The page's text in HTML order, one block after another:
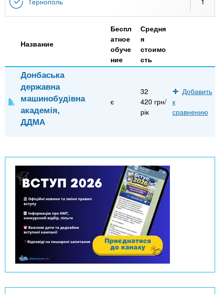
n
s
.
i
f
o
з
н
Онлайн курсы
За рубежом
Название
Беспл
атное
обуче
ние
Средня
я
стоимо
сть
Донбаська
державна
машинобудівна
академія,
ДДМА
є
32
420 грн/
рік
Добавить
к
сравнению